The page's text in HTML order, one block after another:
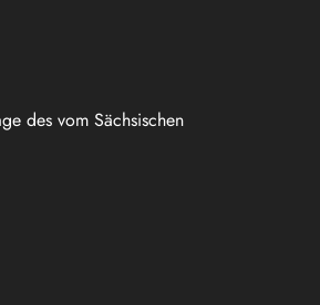
des vom Sächsischen